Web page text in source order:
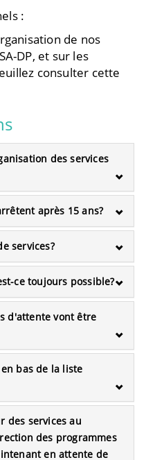
:
de nos
DP, et sur les
consulter cette
des services
après 15 ans?
services?
ce toujours possible?
d'attente vont être
bas de la liste
des services au
des programmes
en attente de